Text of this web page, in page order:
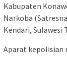
Kabupaten
Narkoba
Kendari, Sulawesi
Aparat kepolisian